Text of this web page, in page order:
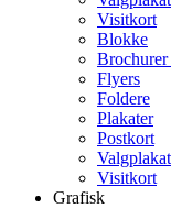
Visitkort
Blokke
Flyers
Foldere
Plakater
Postkort
Visitkort
Grafisk